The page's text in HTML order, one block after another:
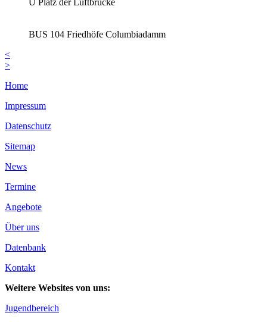
BUS 104 Friedhöfe Columbiadamm
<
>
Home
Impressum
Datenschutz
Sitemap
News
Termine
Angebote
Über uns
Datenbank
Kontakt
Weitere Websites von uns:
Jugendbereich